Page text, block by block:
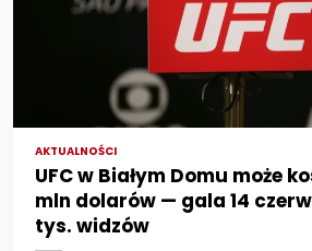
AKTUALNOŚCI
UFC w Białym Domu może
mln dolarów — gala 14
tys. widzów